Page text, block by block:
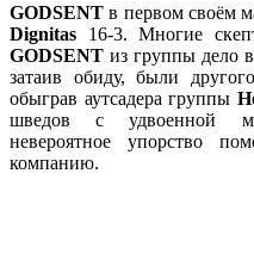
GODSENTв первом своём
Dignitas 16-3. Многие
GODSENT из группы дело
затаив обиду, были
обыграв аутсадера группы
шведов с удвоенной
невероятное упорство
компанию.